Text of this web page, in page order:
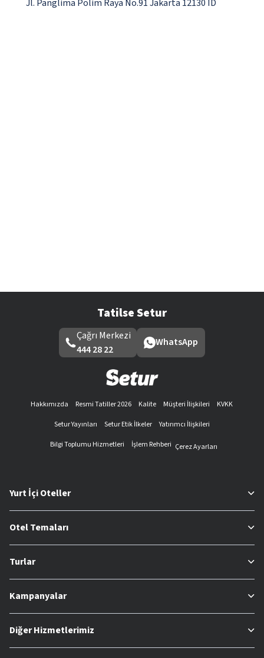
Jl. Panglima Polim Raya No.91 Jakarta 12130 ID
Tatilse Setur
Çağrı Merkezi
444 28 22
WhatsApp
Hakkımızda Resmi Tatiller 2026 Kalite Müşteri İlişkileri
KVKK
Setur Yayınları
Setur Etik İlkeler
Yatırımcı İlişkileri
Bilgi Toplumu Hizmetleri
İşlem Rehberi Çerez Ayarları
Yurt İçi Oteller
Otel Temaları
Turlar
Kampanyalar
Diğer Hizmetlerimiz